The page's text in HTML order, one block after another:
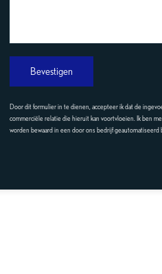
Bevestigen
Door dit formulier in te dienen, accepteer ik dat de
commerciële relatie die hieruit kan voortvloeien. Ik ben
worden bewaard in een door ons bedrijf geautomatiseerd